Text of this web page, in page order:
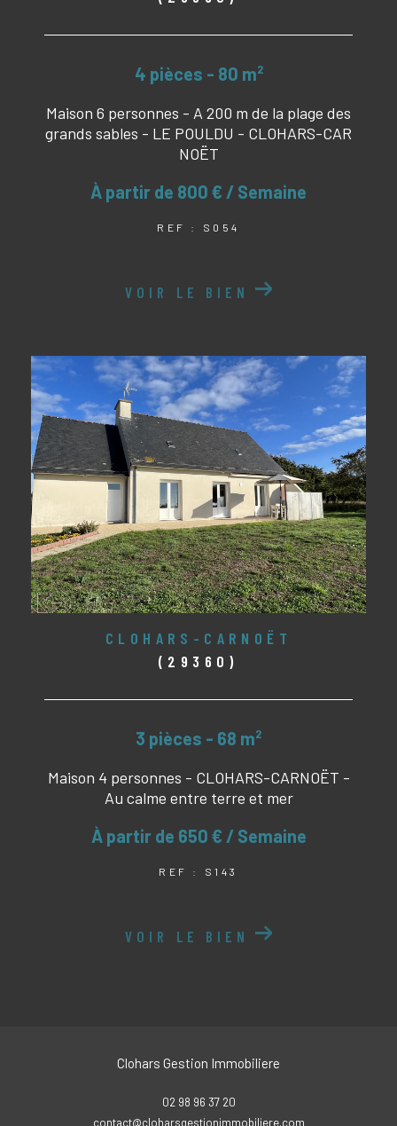
4 pièces - 80 m²
Maison 6 personnes - A 200 m de la plage des
grands sables - LE POULDU - CLOHARS-CAR
NOËT
À partir de 800 € / Semaine
REF : S054
VOIR LE BIEN
CLOHARS-CARNOËT
(29360)
3 pièces - 68 m²
Maison 4 personnes - CLOHARS-CARNOËT -
Au calme entre terre et mer
À partir de 650 € / Semaine
REF : S143
VOIR LE BIEN
Clohars Gestion Immobiliere
02 98 96 37 20
contact@cloharsgestionimmobiliere.com